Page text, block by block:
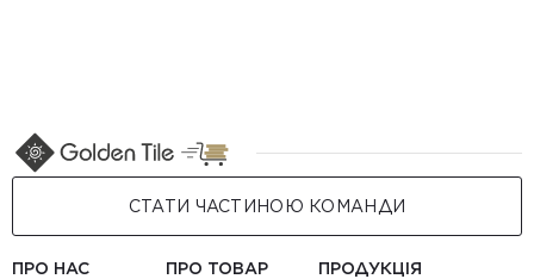
СТАТИ ЧАСТИНОЮ КОМАНДИ
ПРО НАС ПРО ТОВАР ПРОДУКЦІЯ